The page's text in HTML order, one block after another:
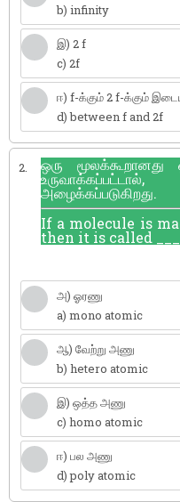
b) infinity
இ) 2 f
c) 2f
ஈ) f-க்கும் 2 f-க்கும்
d) between f and 2f
2. ஒரு
அழைக்கப்படுகிறது.
If a molecule is
then it is called
அ) ஓரணு
a) mono atomic
ஆ) வேற்று அணு
b) hetero atomic
இ) ஒத்த அணு
c) homo atomic
ஈ) பல அணு
d) poly atomic